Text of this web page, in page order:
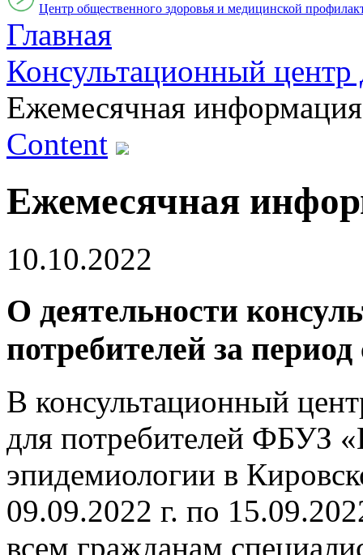
Центр общественного здоровья и медицинской
Главная
Консультационный центр
Ежемесячная информация
Content
Ежемесячная
10.10.2022
О деятельности
потребителей за период
В консультационный
для потребителей ФБУЗ
эпидемиологии в
09.09.2022 г. по
всем гражданам